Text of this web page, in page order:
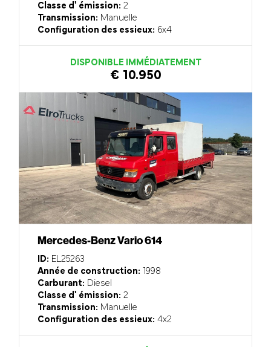
Classe d' émission: 2
Transmission: Manuelle
Configuration des essieux: 6x4
DISPONIBLE IMMÉDIATEMENT
€ 10.950
Mercedes-Benz Vario 614
ID: EL25263
Année de construction: 1998
Carburant: Diesel
Classe d' émission: 2
Transmission: Manuelle
Configuration des essieux: 4x2